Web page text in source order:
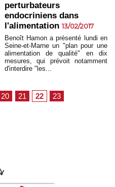
perturbateurs
endocriniens dans
l'alimentation 13/02/2017
Benoît Hamon a présenté lundi en
Seine-et-Marne un "plan pour une
alimentation de qualité" en dix
mesures, qui prévoit notamment
d'interdire "les...
20 21 22 23